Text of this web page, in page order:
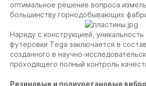
оптимальное решение вопроса
большинству горнодобывающих
Наряду с конструкцией,
футеровки Тega заключается в
созданного в научно-
проходящего полный контроль
Резиновые и полиуретановые